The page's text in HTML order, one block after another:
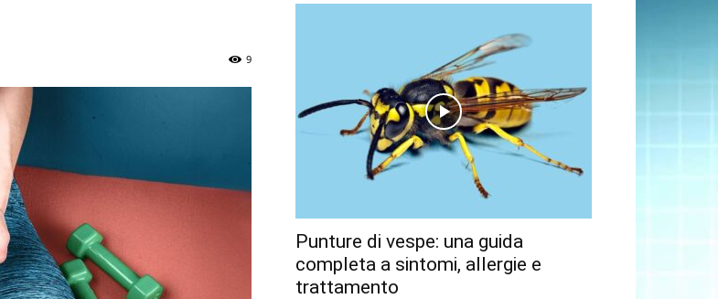
9
Punture di vespe: una guida
completa a sintomi, allergie e
trattamento